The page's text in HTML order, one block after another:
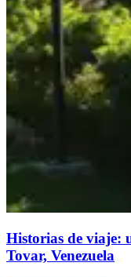
Historias de viaje:
Tovar, Venezuela